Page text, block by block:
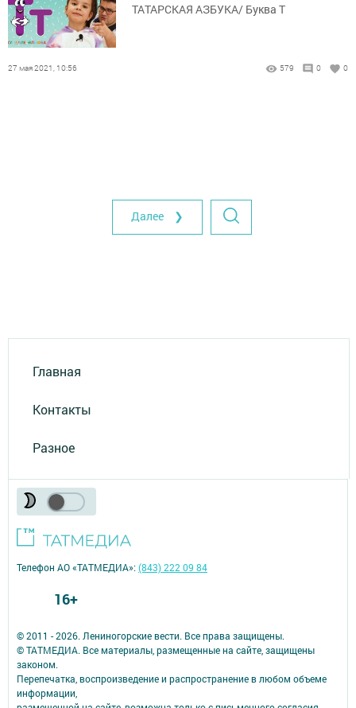
ТАТАРСКАЯ АЗБУКА/ Буква Т
27 мая 2021, 10:56 579 0 0
Далее ❯
Главная
Контакты
Разное
© 2011 - 2026. Лениногорские вести. Все права защищены.
© ТАТМЕДИА. Все материалы, размещенные на сайте, защищены
законом.
Перепечатка, воспроизведение и распространение в любом объеме
информации,
Телефон АО «ТАТМЕДИА»:(843) 222 09 84
16+